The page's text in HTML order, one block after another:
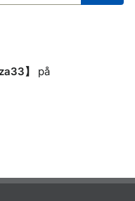
】
på